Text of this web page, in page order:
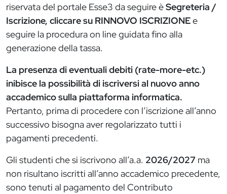
riservata del portale Esse3 da seguire èSegreteria /
Iscrizione, cliccare su RINNOVO ISCRIZIONEe
seguire la procedura on line guidata fino alla
generazione della tassa.
La presenza di eventuali debiti (rate-more-etc.)
inibisce la possibilità di iscriversi al nuovo anno
accademico sulla piattaforma informatica.
Pertanto, prima di procedere con l’iscrizione all’anno
successivo bisogna aver regolarizzato tutti i
pagamenti precedenti.
Gli studenti che si iscrivono all’a.a. 2026/2027 ma
non risultano iscritti all’anno accademico precedente,
sono tenuti al pagamento del Contributo